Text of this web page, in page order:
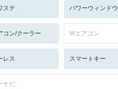
ステ パワーウィンドウ
コン/クーラー Wエアコン
レス スマートキー
ナビ